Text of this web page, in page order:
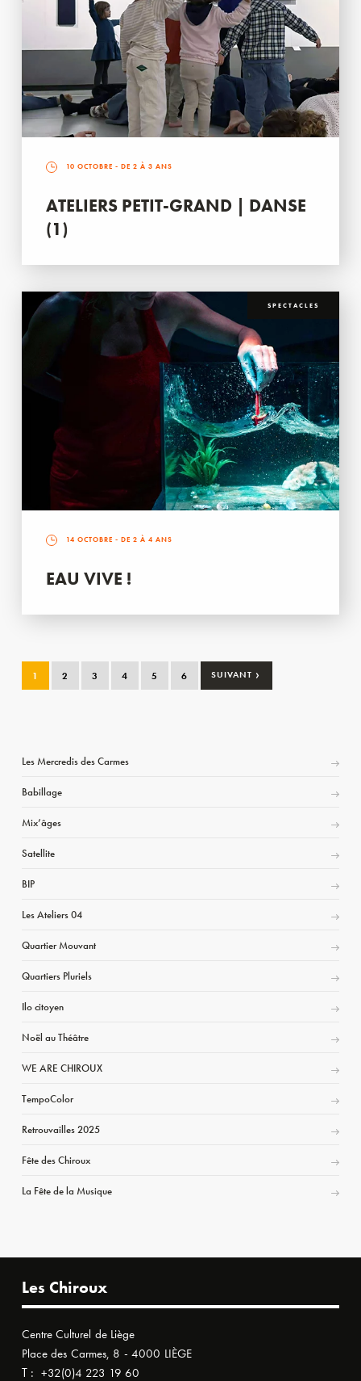
10 OCTOBRE - DE 2 À 3 ANS
ATELIERS PETIT-GRAND | DANSE
(1)
SPECTACLES
14 OCTOBRE - DE 2 À 4 ANS
EAU VIVE !
1 2 3 4 5 6 SUIVANT ›
Les Mercredis des Carmes
Babillage
Mix’âges
Satellite
BIP
Les Ateliers 04
Quartier Mouvant
Quartiers Pluriels
Ilo citoyen
Noël au Théâtre
WE ARE CHIROUX
TempoColor
Retrouvailles 2025
Fête des Chiroux
La Fête de la Musique
Les Chiroux
Centre Culturel de Liège
Place des Carmes, 8 - 4000 LIÈGE
T : +32(0)4 223 19 60